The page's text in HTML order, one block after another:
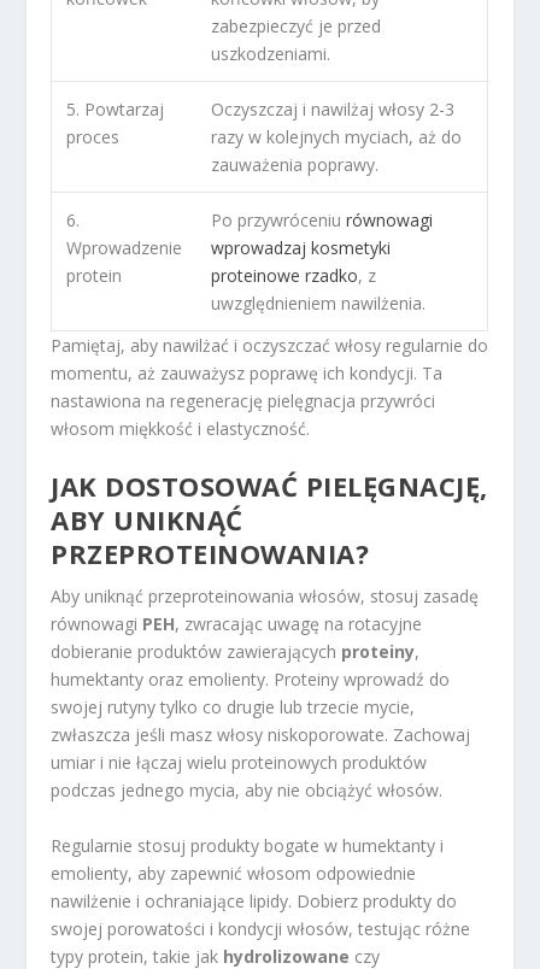
zabezpieczyć je przed
uszkodzeniami.
5. Powtarzaj
proces
Oczyszczaj i nawilżaj włosy 2-3
razy w kolejnych myciach, aż do
zauważenia poprawy.
6.
Wprowadzenie
protein
Po przywróceniurównowagi
wprowadzaj kosmetyki
proteinowe rzadko, z
uwzględnieniem nawilżenia.
Pamiętaj, aby nawilżać i oczyszczać włosy regularnie do
momentu, aż zauważysz poprawę ich kondycji. Ta
nastawiona na regenerację pielęgnacja przywróci
włosom miękkość i elastyczność.
JAK DOSTOSOWAĆ PIELĘGNACJĘ,
ABY UNIKNĄĆ
PRZEPROTEINOWANIA?
Aby uniknąć przeproteinowania włosów, stosuj zasadę
równowagi PEH, zwracając uwagę na rotacyjne
dobieranie produktów zawierających proteiny,
humektanty oraz emolienty. Proteiny wprowadź do
swojej rutyny tylko co drugie lub trzecie mycie,
zwłaszcza jeśli masz włosy niskoporowate. Zachowaj
umiar i nie łączaj wielu proteinowych produktów
podczas jednego mycia, aby nie obciążyć włosów.
Regularnie stosuj produkty bogate w humektanty i
emolienty, aby zapewnić włosom odpowiednie
nawilżenie i ochraniające lipidy. Dobierz produkty do
swojej porowatości i kondycji włosów, testując różne
typy protein, takie jak hydrolizowane czy